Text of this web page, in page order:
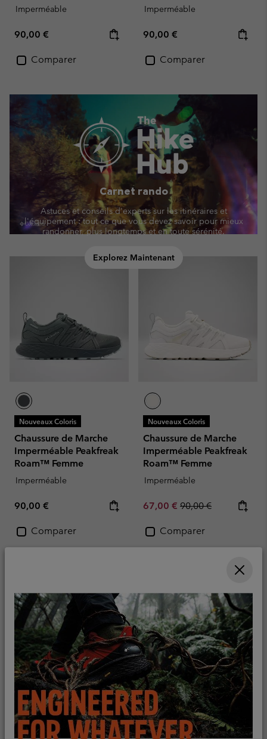
Imperméable
Regular price:
90,00 €
Comparer
Imperméable
Regular price:
90,00 €
Comparer
Carnet rando
Astuces et conseils d'experts sur les itinéraires et
l'équipement : tout ce que vous devez savoir pour mieux
randonner, plus longtemps et en toute sérénité.
Explorez Maintenant
Nouveaux Coloris
Chaussure de Marche
Imperméable Peakfreak
Roam™ Femme
Imperméable
Regular price:
90,00 €
Comparer
Nouveaux Coloris
Chaussure de Marche
Imperméable Peakfreak
Roam™ Femme
Imperméable
Sale price:
67,00 € Regular price:
90,00 €
Comparer
Nouveaux Coloris Nouveaux Coloris